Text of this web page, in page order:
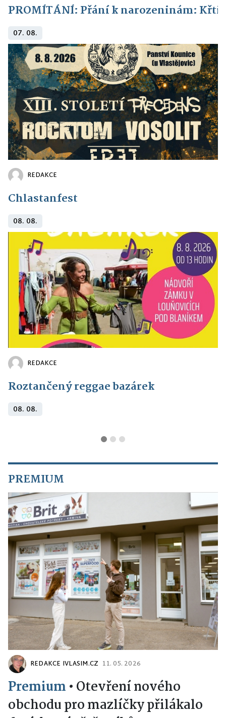
PROMÍTÁNÍ: Přání k narozeninám:
07. 08.
REDAKCE
Chlastanfest
08. 08.
REDAKCE
Roztančený reggae bazárek
08. 08.
PREMIUM
REDAKCE IVLASIM.CZ 11. 05. 2026
Premium • Otevření nového
obchodu pro mazlíčky přilákalo